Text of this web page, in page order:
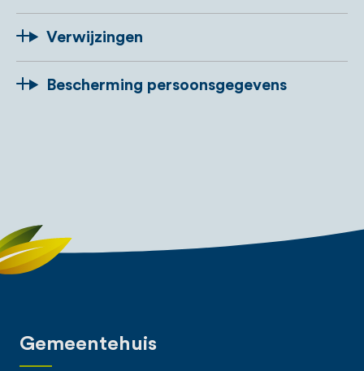
Verwijzingen
Bescherming persoonsgegevens
Gemeentehuis